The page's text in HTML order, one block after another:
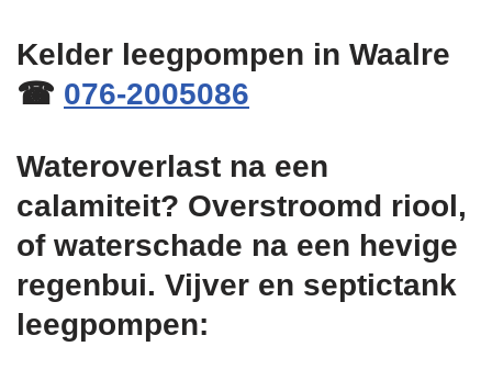
Kelder leegpompen in Waalre
☎ 076-2005086
Wateroverlast na een
calamiteit? Overstroomd riool,
of waterschade na een hevige
regenbui. Vijver en septictank
leegpompen: